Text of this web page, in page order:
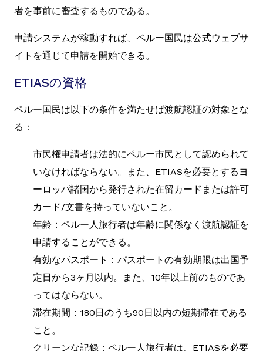
者を事前に審査するものである。
申請システムが稼動すれば、ペルー国民は公式ウェブサ
イトを通じて申請を開始できる。
ETIASの資格
ペルー国民は以下の条件を満たせば渡航認証の対象とな
る：
市民権申請者は法的にペルー市民として認められて
いなければならない。また、ETIASを必要とするヨ
ーロッパ諸国から発行された在留カードまたは許可
カード/文書を持っていないこと。
年齢：ペルー人旅行者は年齢に関係なく渡航認証を
申請することができる。
有効なパスポート：パスポートの有効期限は出国予
定日から3ヶ月以内。また、10年以上前のものであ
ってはならない。
滞在期間：180日のうち90日以内の短期滞在である
こと。
クリーンな記録：ペルー人旅行者は、ETIASを必要